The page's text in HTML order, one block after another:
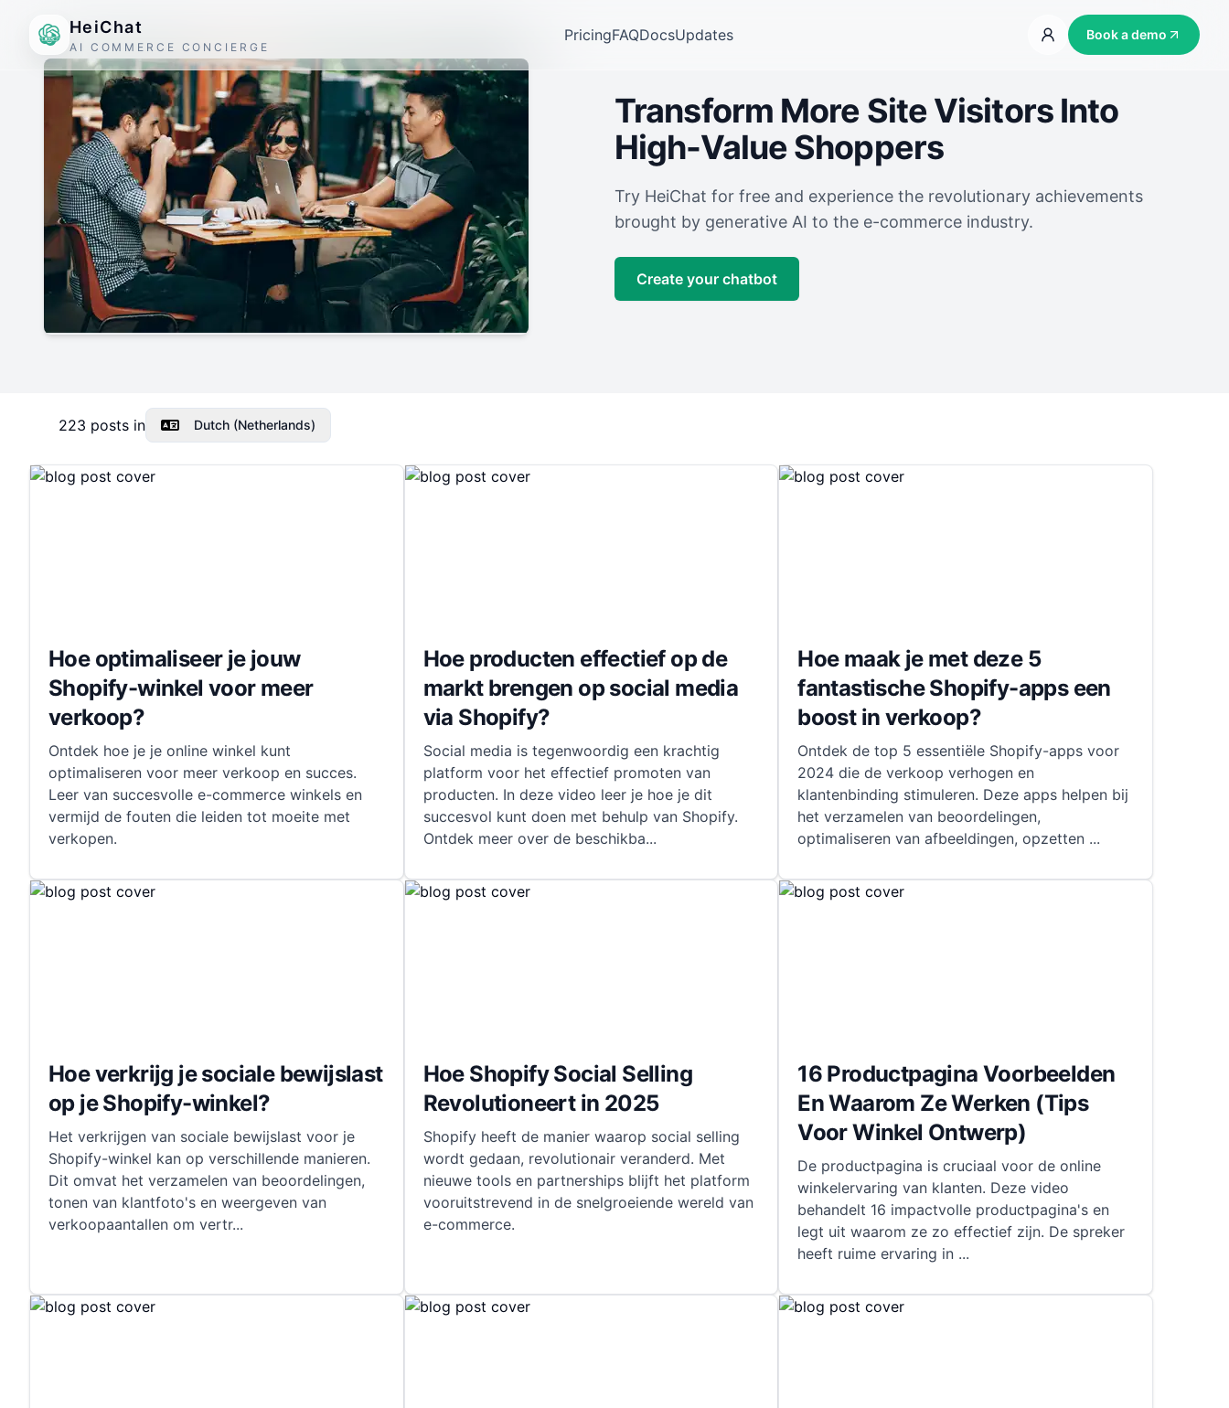
HeiChat
AI COMMERCE CONCIERGE
PricingFAQDocsUpdates Book a demo
Transform More Site Visitors Into
High-Value Shoppers
Try HeiChat for free and experience the revolutionary achievements
brought by generative AI to the e-commerce industry.
Create your chatbot
223 posts in Dutch (Netherlands)
Hoe optimaliseer je jouw
Shopify-winkel voor meer
verkoop?
Ontdek hoe je je online winkel kunt
optimaliseren voor meer verkoop en succes.
Leer van succesvolle e-commerce winkels en
vermijd de fouten die leiden tot moeite met
verkopen.
Hoe producten effectief op de
markt brengen op social media
via Shopify?
Social media is tegenwoordig een krachtig
platform voor het effectief promoten van
producten. In deze video leer je hoe je dit
succesvol kunt doen met behulp van Shopify.
Ontdek meer over de beschikba...
Hoe maak je met deze 5
fantastische Shopify-apps een
boost in verkoop?
Ontdek de top 5 essentiële Shopify-apps voor
2024 die de verkoop verhogen en
klantenbinding stimuleren. Deze apps helpen bij
het verzamelen van beoordelingen,
optimaliseren van afbeeldingen, opzetten ...
Hoe verkrijg je sociale bewijslast
op je Shopify-winkel?
Het verkrijgen van sociale bewijslast voor je
Shopify-winkel kan op verschillende manieren.
Dit omvat het verzamelen van beoordelingen,
tonen van klantfoto's en weergeven van
verkoopaantallen om vertr...
Hoe Shopify Social Selling
Revolutioneert in 2025
Shopify heeft de manier waarop social selling
wordt gedaan, revolutionair veranderd. Met
nieuwe tools en partnerships blijft het platform
vooruitstrevend in de snelgroeiende wereld van
e-commerce.
16 Productpagina Voorbeelden
En Waarom Ze Werken (Tips
Voor Winkel Ontwerp)
De productpagina is cruciaal voor de online
winkelervaring van klanten. Deze video
behandelt 16 impactvolle productpagina's en
legt uit waarom ze zo effectief zijn. De spreker
heeft ruime ervaring in ...